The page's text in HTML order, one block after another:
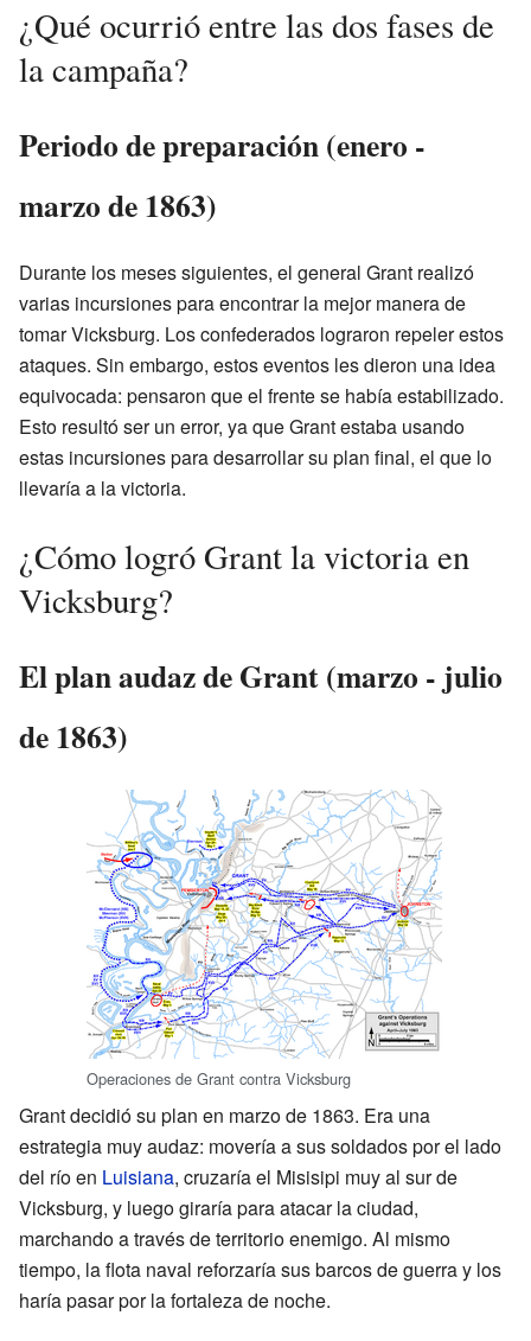
¿Qué ocurrió entre las dos fases de
la campaña?
Periodo de preparación (enero -
marzo de 1863)
Durante los meses siguientes, el general Grant realizó
varias incursiones para encontrar la mejor manera de
tomar Vicksburg. Los confederados lograron repeler estos
ataques. Sin embargo, estos eventos les dieron una idea
equivocada: pensaron que el frente se había estabilizado.
Esto resultó ser un error, ya que Grant estaba usando
estas incursiones para desarrollar su plan final, el que lo
llevaría a la victoria.
¿Cómo logró Grant la victoria en
Vicksburg?
El plan audaz de Grant (marzo - julio
de 1863)
Operaciones de Grant contra Vicksburg
Grant decidió su plan en marzo de 1863. Era una
estrategia muy audaz: movería a sus soldados por el lado
del río en Luisiana, cruzaría el Misisipi muy al sur de
Vicksburg, y luego giraría para atacar la ciudad,
marchando a través de territorio enemigo. Al mismo
tiempo, la flota naval reforzaría sus barcos de guerra y los
haría pasar por la fortaleza de noche.